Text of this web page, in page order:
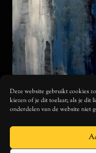
Deze website gebruikt cookies
kiezen of je dit toelaat; als je dit
onderdelen van de website niet